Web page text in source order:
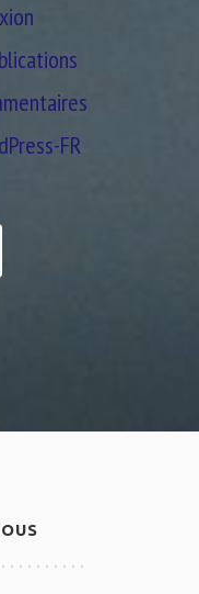
FR